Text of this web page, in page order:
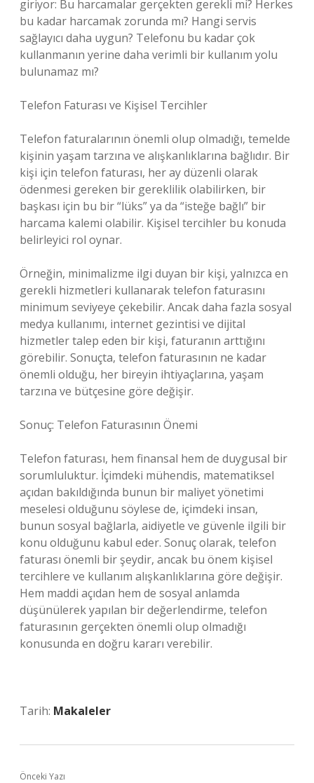
giriyor: Bu harcamalar gerçekten gerekli mi? Herkes
bu kadar harcamak zorunda mı? Hangi servis
sağlayıcı daha uygun? Telefonu bu kadar çok
kullanmanın yerine daha verimli bir kullanım yolu
bulunamaz mı?
Telefon Faturası ve Kişisel Tercihler
Telefon faturalarının önemli olup olmadığı, temelde
kişinin yaşam tarzına ve alışkanlıklarına bağlıdır. Bir
kişi için telefon faturası, her ay düzenli olarak
ödenmesi gereken bir gereklilik olabilirken, bir
başkası için bu bir “lüks” ya da “isteğe bağlı” bir
harcama kalemi olabilir. Kişisel tercihler bu konuda
belirleyici rol oynar.
Örneğin, minimalizme ilgi duyan bir kişi, yalnızca en
gerekli hizmetleri kullanarak telefon faturasını
minimum seviyeye çekebilir. Ancak daha fazla sosyal
medya kullanımı, internet gezintisi ve dijital
hizmetler talep eden bir kişi, faturanın arttığını
görebilir. Sonuçta, telefon faturasının ne kadar
önemli olduğu, her bireyin ihtiyaçlarına, yaşam
tarzına ve bütçesine göre değişir.
Sonuç: Telefon Faturasının Önemi
Telefon faturası, hem finansal hem de duygusal bir
sorumluluktur. İçimdeki mühendis, matematiksel
açıdan bakıldığında bunun bir maliyet yönetimi
meselesi olduğunu söylese de, içimdeki insan,
bunun sosyal bağlarla, aidiyetle ve güvenle ilgili bir
konu olduğunu kabul eder. Sonuç olarak, telefon
faturası önemli bir şeydir, ancak bu önem kişisel
tercihlere ve kullanım alışkanlıklarına göre değişir.
Hem maddi açıdan hem de sosyal anlamda
düşünülerek yapılan bir değerlendirme, telefon
faturasının gerçekten önemli olup olmadığı
konusunda en doğru kararı verebilir.
Tarih: Makaleler
Önceki Yazı